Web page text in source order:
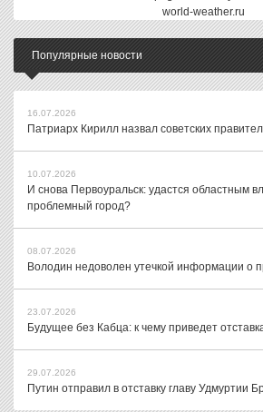
world-weather.ru
Популярные новости
16.07.2026
Патриарх Кирилл назвал советских
10.07.2026
И снова Первоуральск: удастся областным
проблемный город?
08.07.2026
Володин недоволен утечкой информации о
23.07.2026
Будущее без Кабца: к чему приведет
29.07.2026
Путин отправил в отставку главу Удмуртии